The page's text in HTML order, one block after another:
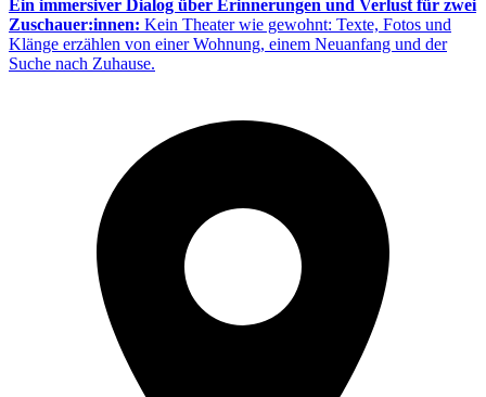
Ein immersiver Dialog über Erinnerungen und Verlust für zwei
Zuschauer:innen: Kein Theater wie gewohnt: Texte, Fotos und
Klänge erzählen von einer Wohnung, einem Neuanfang und der
Suche nach Zuhause.